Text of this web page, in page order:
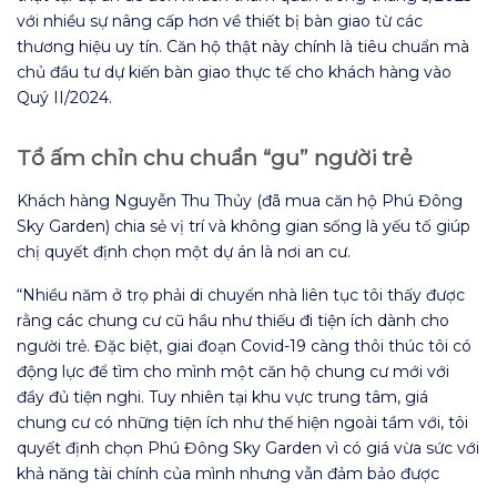
với nhiều sự nâng cấp hơn về thiết bị bàn giao từ các
thương hiệu uy tín. Căn hộ thật này chính là tiêu chuẩn mà
chủ đầu tư dự kiến bàn giao thực tế cho khách hàng vào
Quý II/2024.
Tổ ấm chỉn chu chuẩn “gu” người trẻ
Khách hàng Nguyễn Thu Thủy (đã mua căn hộ Phú Đông
Sky Garden) chia sẻ vị trí và không gian sống là yếu tố giúp
chị quyết định chọn một dự án là nơi an cư.
“Nhiều năm ở trọ phải di chuyển nhà liên tục tôi thấy được
rằng các chung cư cũ hầu như thiếu đi tiện ích dành cho
người trẻ. Đặc biệt, giai đoạn Covid-19 càng thôi thúc tôi có
động lực để tìm cho mình một căn hộ chung cư mới với
đầy đủ tiện nghi. Tuy nhiên tại khu vực trung tâm, giá
chung cư có những tiện ích như thế hiện ngoài tầm với, tôi
quyết định chọn Phú Đông Sky Garden vì có giá vừa sức với
khả năng tài chính của mình nhưng vẫn đảm bảo được